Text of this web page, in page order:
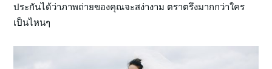
ประกันได้ว่าภาพถ่ายของคุณจะสง่างาม ตราตรึงมากกว่าใคร
เป็นไหนๆ